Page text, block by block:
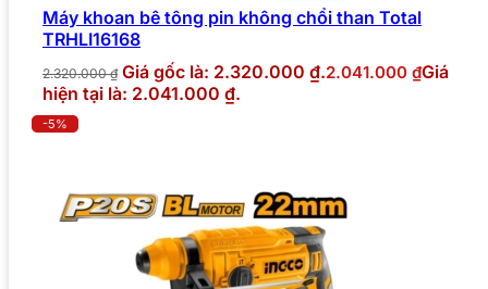
Máy khoan bê tông pin không chổi than Total
TRHLI16168
2.320.000₫ Giá gốc là: 2.320.000 ₫.2.041.000 ₫Giá
hiện tại là: 2.041.000 ₫.
-5%